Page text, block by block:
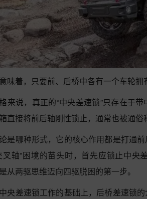
味着，只要前、后桥中各有一个车轮
来说，真正的“中央差速锁”只存在于
直接将前后轴刚性锁止，通常也被通俗
是哪种形式，它的核心作用都是打通
叉轴”困境的苗头时，首先应锁止中
从两驱思维迈向四驱脱困的第一步。
央差速锁工作的基础上，后桥差速锁